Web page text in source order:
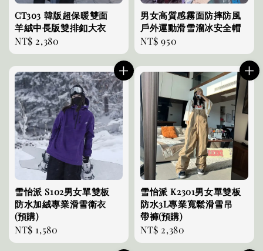
CT303 韓版超保暖雙面
羊絨中長版雙排釦大衣
Regular
price
NT$ 2,380
男女高質感霧面防摔防風
戶外運動滑雪溜冰安全帽
Regular
price
NT$ 950
雪怡派 S102男女單雙板
防水加絨專業滑雪衛衣
(預購)
Regular
price
NT$ 1,580
雪怡派 K2301男女單雙板
防水3L專業寬鬆滑雪吊
帶褲(預購)
Regular
price
NT$ 2,380